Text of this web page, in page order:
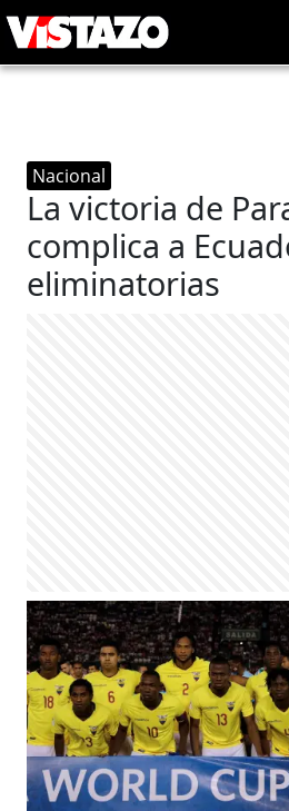
Nacional
La victoria de
complica a
eliminatorias